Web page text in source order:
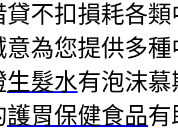
貸不扣損耗各
意為您提供多
生髮水有泡沫
護胃保健食品有